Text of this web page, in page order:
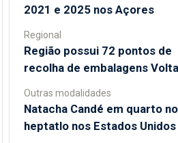
2021 e 2025 nos Açores
Regional
Região possui 72 pontos de
recolha de embalagens Volta
Outras modalidades
Natacha Candé em quarto no
heptatlo nos Estados Unidos